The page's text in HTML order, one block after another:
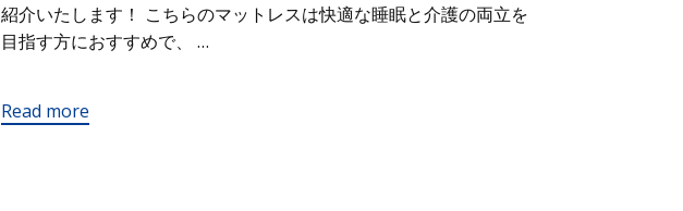
紹介いたします！ こちらのマットレスは快適な睡眠と介護の両立を
目指す方におすすめで、 …
Read more